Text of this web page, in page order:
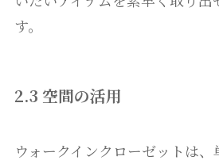
す。
2.3 空間の活用
ウォークインクローゼットは